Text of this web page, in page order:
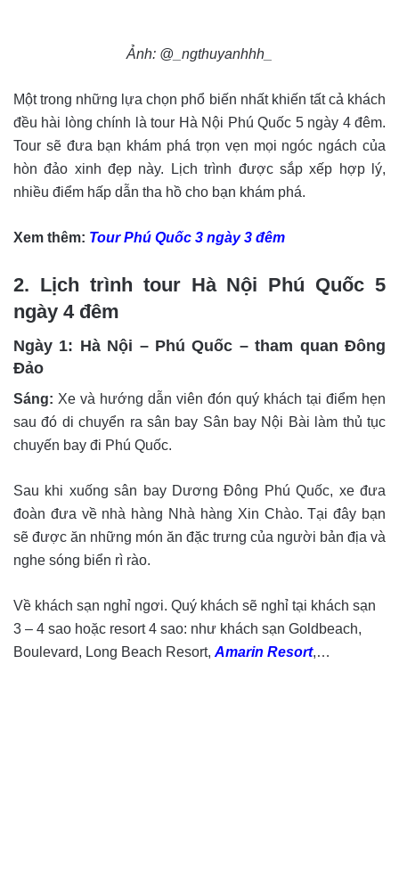
Ảnh: @_ngthuyanhhh_
Một trong những lựa chọn phổ biến nhất khiến tất cả khách
đều hài lòng chính là tour Hà Nội Phú Quốc 5 ngày 4 đêm.
Tour sẽ đưa bạn khám phá trọn vẹn mọi ngóc ngách của
hòn đảo xinh đẹp này. Lịch trình được sắp xếp hợp lý,
nhiều điểm hấp dẫn tha hồ cho bạn khám phá.
Xem thêm: Tour Phú Quốc 3 ngày 3 đêm
2. Lịch trình tour Hà Nội Phú Quốc 5
ngày 4 đêm
Ngày 1: Hà Nội – Phú Quốc – tham quan Đông
Đảo
Sáng: Xe và hướng dẫn viên đón quý khách tại điểm hẹn
sau đó di chuyển ra sân bay Sân bay Nội Bài làm thủ tục
chuyến bay đi Phú Quốc.
Sau khi xuống sân bay Dương Đông Phú Quốc, xe đưa
đoàn đưa về nhà hàng Nhà hàng Xin Chào. Tại đây bạn
sẽ được ăn những món ăn đặc trưng của người bản địa và
nghe sóng biển rì rào.
Về khách sạn nghỉ ngơi. Quý khách sẽ nghỉ tại khách sạn
3 – 4 sao hoặc resort 4 sao: như khách sạn Goldbeach,
Boulevard, Long Beach Resort, Amarin Resort,…